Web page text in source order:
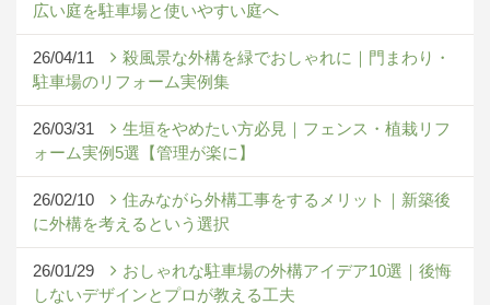
広い庭を駐車場と使いやすい庭へ
26/04/11
殺風景な外構を緑でおしゃれに｜門まわり・
駐車場のリフォーム実例集
26/03/31
生垣をやめたい方必見｜フェンス・植栽リフ
ォーム実例5選【管理が楽に】
26/02/10
住みながら外構工事をするメリット｜新築後
に外構を考えるという選択
26/01/29
おしゃれな駐車場の外構アイデア10選｜後悔
しないデザインとプロが教える工夫